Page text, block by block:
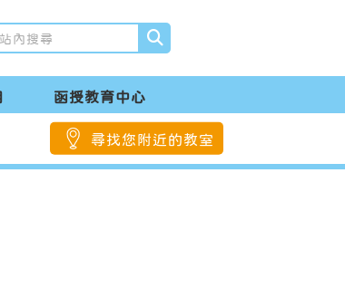
函授教育中心
尋找您附近的教室